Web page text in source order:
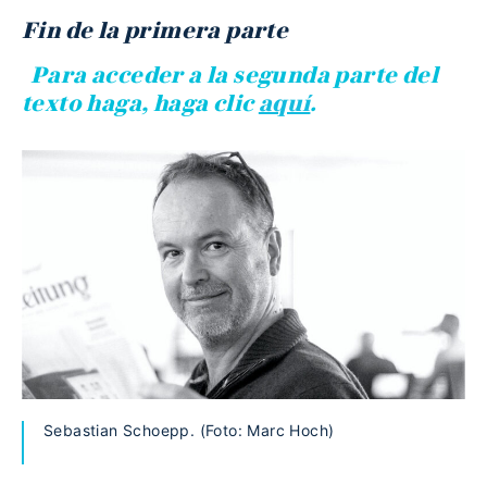
Fin de la primera parte
Para acceder a la segunda parte del
texto haga, haga clicaquí.
Sebastian Schoepp. (Foto: Marc Hoch)